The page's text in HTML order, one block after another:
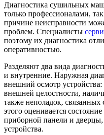
Диагностика сушильных
только профессионалами,
причине неисправности
проблем. Специалисты
поэтому их диагностика
оперативностью.
Разделяют два вида
и внутренние. Наружная
внешний осмотр
внешней целостности,
также неполадок,
этого оценивается
приборной панели и
устройства.